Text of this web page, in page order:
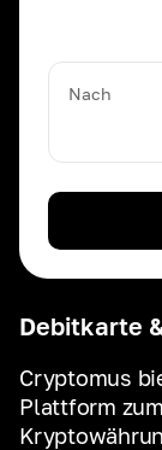
Debitkarte
Cryptomus
Plattform
Nach